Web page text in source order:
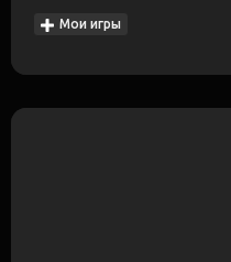
Мои игры